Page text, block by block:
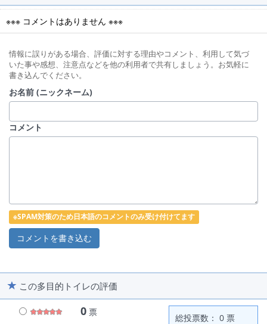
※※※ コメントはありません ※※※
情報に誤りがある場合、評価に対する理由やコメント、利用して気づ
いた事や感想、注意点などを他の利用者で共有しましょう。お気軽に
書き込んでください。
お名前 (ニックネーム)
コメント
※SPAM対策のため日本語のコメントのみ受け付けてます
この多目的トイレの評価
0 票
総投票数： 0 票